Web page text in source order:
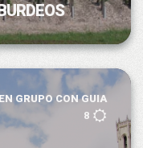
GRUPO CON GUIA
8